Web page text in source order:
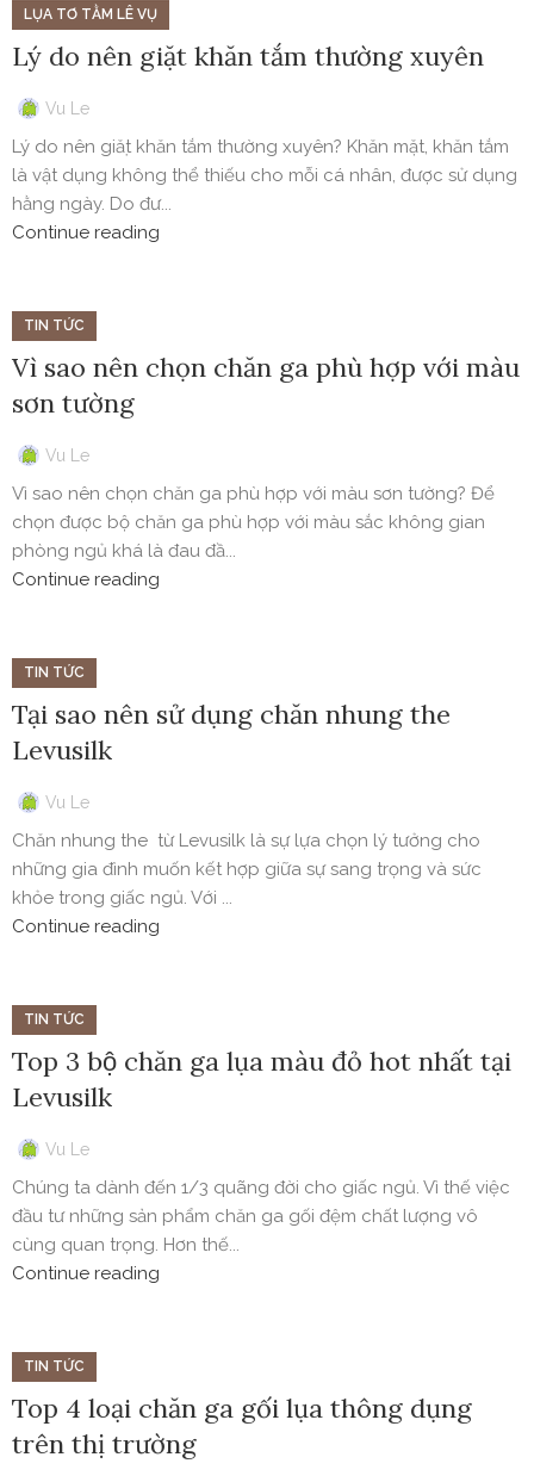
LỤA TƠ TẰM LÊ VỤ
Lý do nên giặt khăn tắm thường xuyên
Vu Le
Lý do nên giặt khăn tắm thường xuyên? Khăn mặt, khăn tắm
là vật dụng không thể thiếu cho mỗi cá nhân, được sử dụng
hằng ngày. Do đư...
Continue reading
TIN TỨC
Vì sao nên chọn chăn ga phù hợp với màu
sơn tường
Vu Le
Vì sao nên chọn chăn ga phù hợp với màu sơn tường? Để
chọn được bộ chăn ga phù hợp với màu sắc không gian
phòng ngủ khá là đau đầ...
Continue reading
TIN TỨC
Tại sao nên sử dụng chăn nhung the
Levusilk
Vu Le
Chăn nhung the từ Levusilk là sự lựa chọn lý tưởng cho
những gia đình muốn kết hợp giữa sự sang trọng và sức
khỏe trong giấc ngủ. Với ...
Continue reading
TIN TỨC
Top 3 bộ chăn ga lụa màu đỏ hot nhất tại
Levusilk
Vu Le
Chúng ta dành đến 1/3 quãng đời cho giấc ngủ. Vì thế việc
đầu tư những sản phẩm chăn ga gối đệm chất lượng vô
cùng quan trọng. Hơn thế...
Continue reading
TIN TỨC
Top 4 loại chăn ga gối lụa thông dụng
trên thị trường